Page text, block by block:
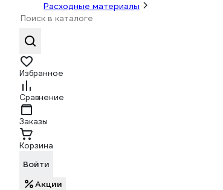
Расходные материалы
Избранное
Сравнение
Заказы
Корзина
Войти
Акции